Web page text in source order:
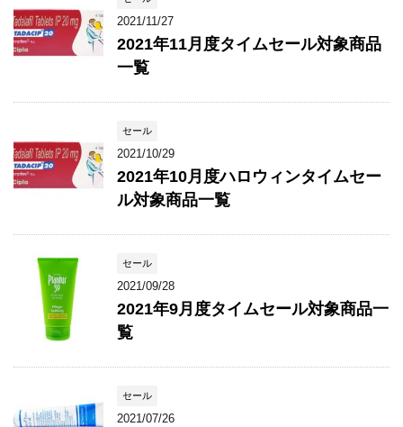
2021/11/27
2021年11月度タイムセール対象商品
一覧
セール
2021/10/29
2021年10月度ハロウィンタイムセー
ル対象商品一覧
セール
2021/09/28
2021年9月度タイムセール対象商品一
覧
セール
2021/07/26